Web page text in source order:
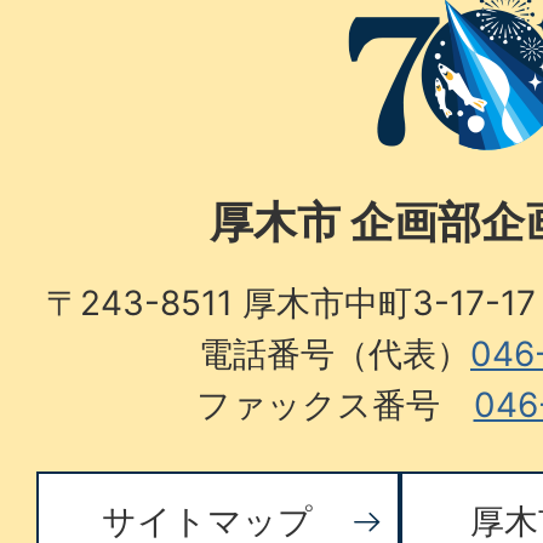
厚木市 企画部企
〒243-8511 厚木市中町3-17-
電話番号（代表）
ファックス番号
サイトマップ 厚